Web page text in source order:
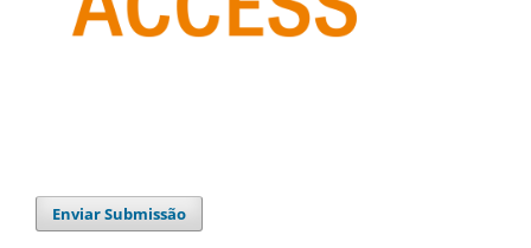
Enviar Submissão